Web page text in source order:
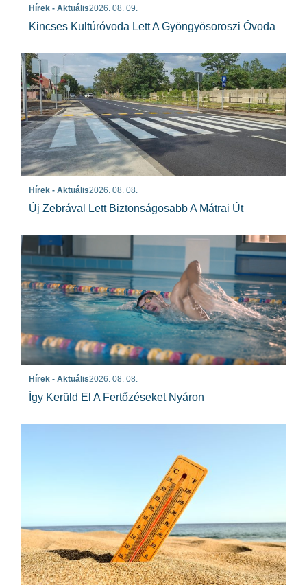
Hírek - Aktuális2026. 08. 09.
Kincses Kultúróvoda Lett A Gyöngyösoroszi Óvoda
Hírek - Aktuális2026. 08. 08.
Új Zebrával Lett Biztonságosabb A Mátrai Út
Hírek - Aktuális2026. 08. 08.
Így Kerüld El A Fertőzéseket Nyáron